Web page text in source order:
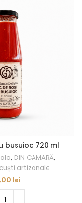
busuioc 720 ml
, DIN CAMARĂ,
artizanale
lei